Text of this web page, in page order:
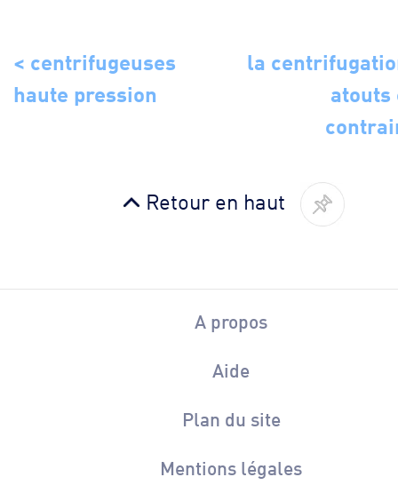
< centrifugeuses
haute pression
la
atouts
Retour en haut
A propos
Aide
Plan du site
Mentions légales